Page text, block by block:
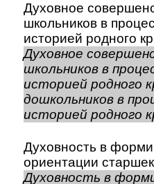
Духовное
школьников в
историей родного
Духовное
школьников в
историей родного
дошкольников в
историей родного
Духовность в
ориентации
Духовность в